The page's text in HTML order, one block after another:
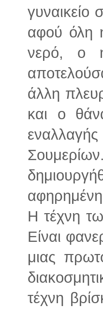
γυναικείο
αφού όλη
νερό, ο
άλλη
και ο
αφηρημένη
Η τέχνη
Είναι
μιας
τέχνη